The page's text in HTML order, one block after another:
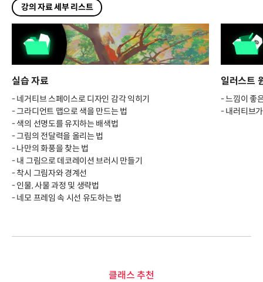
강의 자료 세부 리스트
실습 자료
- 네거티브 스페이스로 디자인 감각 익히기
- 그라디언트 맵으로 색을 만드는 법
- 색의 선명도를 유지하는 배색법
- 그림의 전달력을 올리는 법
- 나만의 화풍을 찾는 법
- 내 그림으로 데코레이션 브러시 만들기
- 착시 그림자와 경계선
- 인물, 사물 과정 및 생략법
- 네모 프레임 속 시선 유도하는 법
일러스트
- 느낌이 좋
- 내러티브
클래스 추천